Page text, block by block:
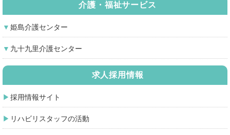
介護・福祉サービス
姫島介護センター
九十九里介護センター
求人採用情報
採用情報サイト
リハビリスタッフの活動